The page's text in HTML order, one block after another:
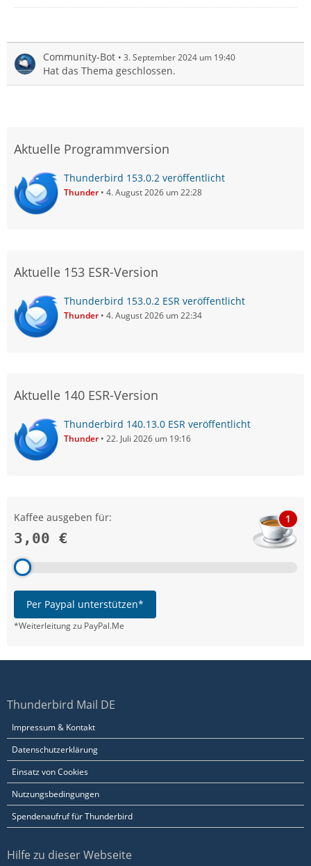
Community-Bot 3. September 2024 um 19:40
Hat das Thema geschlossen.
Aktuelle Programmversion
Thunderbird 153.0.2 veröffentlicht
Thunder 4. August 2026 um 22:28
Aktuelle 153 ESR-Version
Thunderbird 153.0.2 ESR veröffentlicht
Thunder 4. August 2026 um 22:34
Aktuelle 140 ESR-Version
Thunderbird 140.13.0 ESR veröffentlicht
Thunder 22. Juli 2026 um 19:16
Kaffee ausgeben für:
3,00 €
1
Per Paypal unterstützen*
*Weiterleitung zu PayPal.Me
Thunderbird Mail DE
Impressum & Kontakt
Datenschutzerklärung
Einsatz von Cookies
Nutzungsbedingungen
Spendenaufruf für Thunderbird
Hilfe zu dieser Webseite